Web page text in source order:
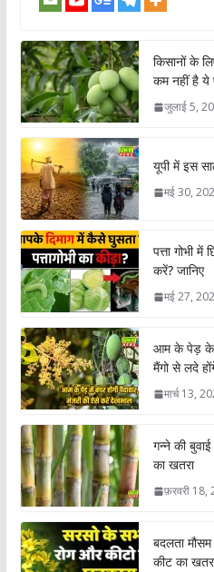
किसानों के
कम नहीं है ये
जुलाई 5,
यूपी में इस
मई 30,
पत्ता गोभी
करें? जानिए
मई 27,
आम के पेड़ के
मैंगो से लदे
मार्च 13,
गन्ने की
का खतरा
फ़रवरी 18,
बदलता
कीट का